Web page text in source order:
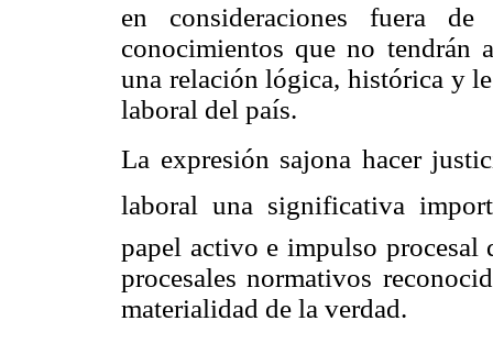
en consideraciones fuera
conocimientos que no tendrán
una relación lógica, histórica y
laboral del país.
La expresión sajona hacer
laboral una significativa
papel activo e impulso procesal
procesales normativos
materialidad de la verdad.